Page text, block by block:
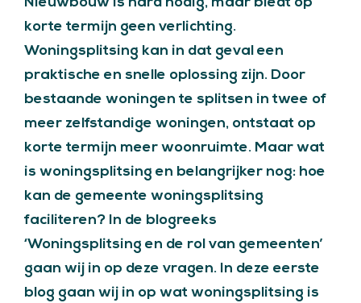
korte termijn geen verlichting.
Woningsplitsing kan in dat geval een
praktische en snelle oplossing zijn. Door
bestaande woningen te splitsen in twee of
meer zelfstandige woningen, ontstaat op
korte termijn meer woonruimte. Maar wat
is woningsplitsing en belangrijker nog: hoe
kan de gemeente woningsplitsing
faciliteren? In de blogreeks
‘Woningsplitsing en de rol van gemeenten’
gaan wij in op deze vragen. In deze eerste
blog gaan wij in op wat woningsplitsing is